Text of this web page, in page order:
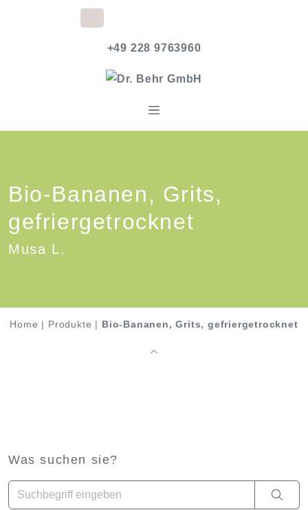
+49 228 9763960
Bio-Bananen, Grits,
gefriergetrocknet
Musa L.
Home | Produkte | Bio-Bananen, Grits, gefriergetrocknet
Was suchen sie?
Wenn die Ergebnisse der automatischen